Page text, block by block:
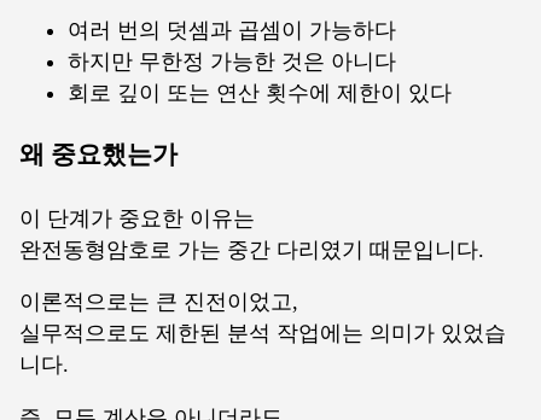
여러 번의 덧셈과 곱셈이 가능하다
하지만 무한정 가능한 것은 아니다
회로 깊이 또는 연산 횟수에 제한이 있다
왜 중요했는가
이 단계가 중요한 이유는
완전동형암호로 가는 중간 다리였기 때문입니다.
이론적으로는 큰 진전이었고,
실무적으로도 제한된 분석 작업에는 의미가 있었습
니다.